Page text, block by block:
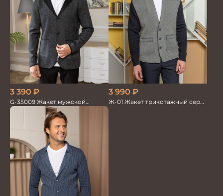
3 390 ₽
G-35009 Жакет мужской
черный
3 990 ₽
Ж-01 Жакет трикотажный серо/